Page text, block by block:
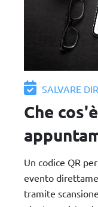
SALVARE
Che
Un codice QR
evento
tramite